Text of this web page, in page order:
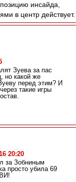
инсайда,
в центр действует.
Зуева за пас
но какой же
перед этим? И
такие игры
20:20
за Зобниным
просто убила 69